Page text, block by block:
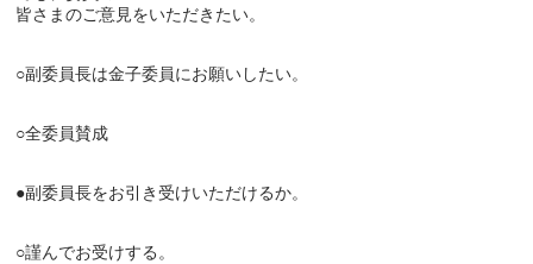
皆さまのご意見をいただきたい。
○副委員長は金子委員にお願いしたい。
○全委員賛成
●副委員長をお引き受けいただけるか。
○謹んでお受けする。